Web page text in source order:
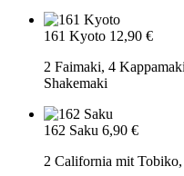
161 Kyoto 12,90 €
2 Faimaki, 4
Shakemaki
162 Saku 6,90 €
2 California mit